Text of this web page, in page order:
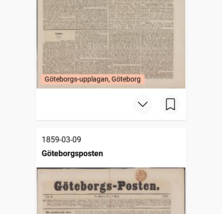
Göteborgs-upplagan, Göteborg
1859-03-09
Göteborgsposten